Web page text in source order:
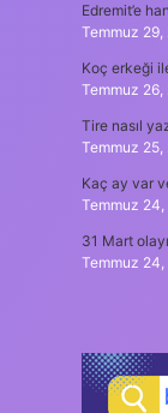
Edremit’e
Temmuz 29,
Koç erkeği
Temmuz 26,
Tire nasıl
Temmuz 25,
Kaç ay var
Temmuz
31 Mart
Temmuz